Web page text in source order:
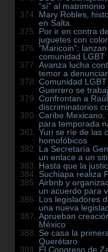
“sí” al
Mary Robles,
en Salta
Por ir en contra
juguetes con
“Maricoin”:
comunidad LGBT
Avanza lucha
temor a denunciar
Comunidad
Guerrero se
Confrontan a
discriminatorios
Caribe
para temporada
Yuri se ríe de las
homofóbicos
La Secretaría
un enlace a un
Hasta que la
Suchiapa realiza
Airbnb y
un acuerdo para
Los legisladores
una nueva
Aprueban
México
Se casa la
Querétaro
El Congreso de